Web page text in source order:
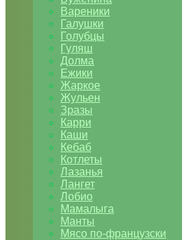
Вареники
Галушки
Голубцы
Гуляш
Долма
Ежики
Жаркое
Жульен
Зразы
Карри
Каши
Кебаб
Котлеты
Лазанья
Лангет
Лобио
Мамалыга
Манты
Мясо по-французски